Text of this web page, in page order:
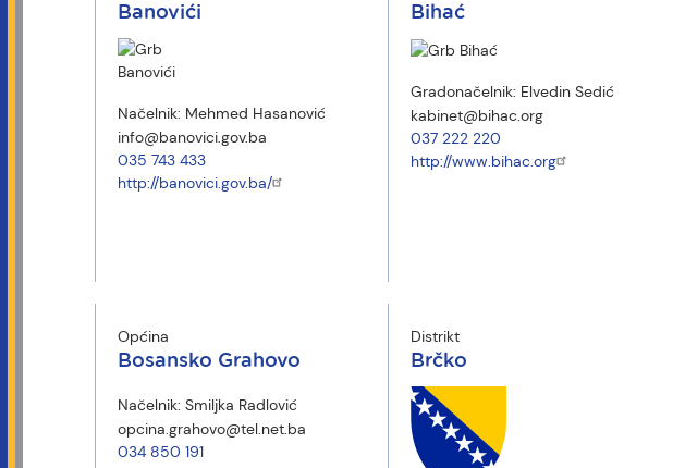
Banovići
Načelnik: Mehmed Hasanović
info@banovici.gov.ba
035 743 433
http://banovici.gov.ba/
Bihać
Gradonačelnik: Elvedin Sedić
kabinet@bihac.org
037 222 220
http://www.bihac.org
Općina
Bosansko Grahovo
Načelnik: Smiljka Radlović
opcina.grahovo@tel.net.ba
034 850 191
Distrikt
Brčko